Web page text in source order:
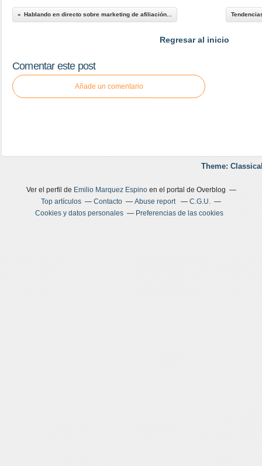
Hablando en directo sobre marketing de afiliación...
Regresar al inicio
Comentar este post
Añade un comentario
Theme:
Ver el perfil de Emilio Marquez Espinoen el portal de Overblog
Top artículos
Contacto Abuse report
C.G.U.
Cookies y datos personales
Preferencias de las cookies